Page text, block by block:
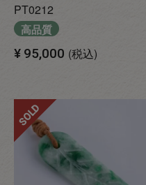
PT0212
高品質
¥ 95,000 税込
SOLD